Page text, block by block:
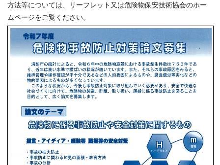
方法等については、リーフレット又は危険物保安技術協会のホー
ムページをご覧ください。